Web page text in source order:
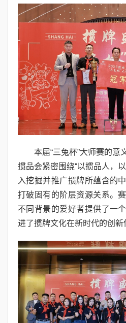
本届“三兔杯”大师赛的意
掼品会紧密围绕“以掼品人，
入挖掘并推广掼牌所蕴含的
打破固有的阶层资源关系。
不同背景的爱好者提供了一
进了掼牌文化在新时代的创新